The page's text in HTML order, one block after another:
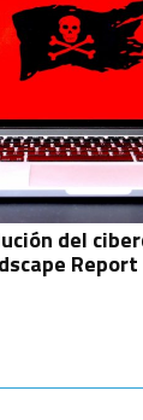
del
Report